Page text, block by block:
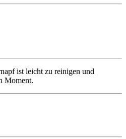
ist leicht zu reinigen und
Moment.